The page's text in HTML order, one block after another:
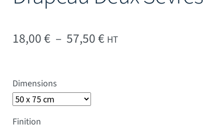
18,00€ – 57,50€Plage de prix : 18,00 €
HT
Dimensions
Finition